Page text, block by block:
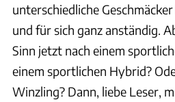
unterschiedliche
und für sich ganz anständig.
Sinn jetzt nach einem
einem sportlichen Hybrid?
Winzling? Dann, liebe Leser,